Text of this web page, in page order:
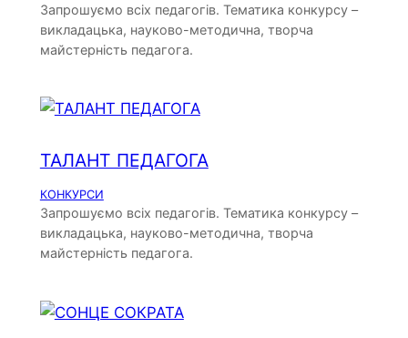
Запрошуємо всіх педагогів. Тематика конкурсу –
викладацька, науково-методична, творча
майстерність педагога.
ТАЛАНТ ПЕДАГОГА
КОНКУРСИ
Запрошуємо всіх педагогів. Тематика конкурсу –
викладацька, науково-методична, творча
майстерність педагога.